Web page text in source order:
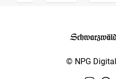
© NPG